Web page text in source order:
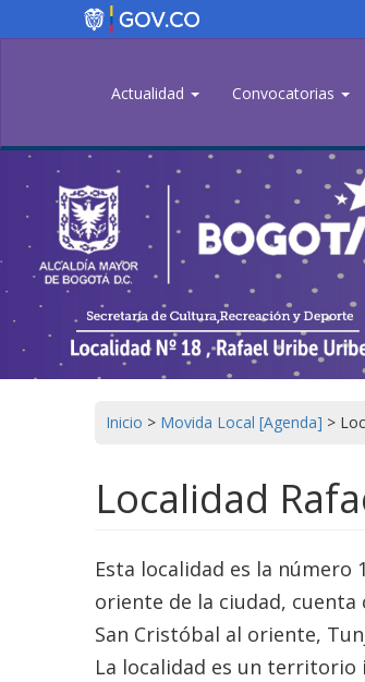
Actualidad
Convocatorias
Inicio > Movida Local [Agenda] >
Localidad
Esta localidad es la número
oriente de la ciudad,
San Cristóbal al oriente,
La localidad es un territorio